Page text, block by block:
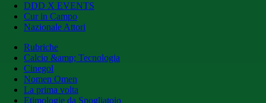
DDD X EVENTS
Cur in Campo
Nazionale Attori
Rubriche
Calcio &amp; Tecnologia
Cinegol
Nomen Omen
La prima volta
Etimologie da Spogliatoio